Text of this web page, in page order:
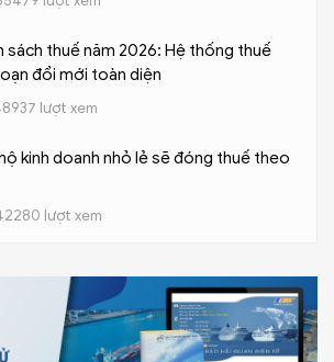
sách thuế năm 2026: Hệ thống thuế
đổi mới toàn diện
lượt xem
kinh doanh nhỏ lẻ sẽ đóng thuế theo
lượt xem